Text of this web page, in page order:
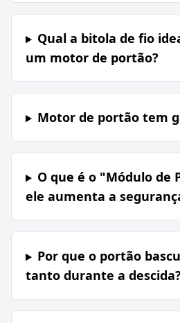
Qual a bitola de fio
um motor de portão?
Motor de portão tem
O que é o "Módulo de
ele aumenta a
Por que o portão
tanto durante a descida?